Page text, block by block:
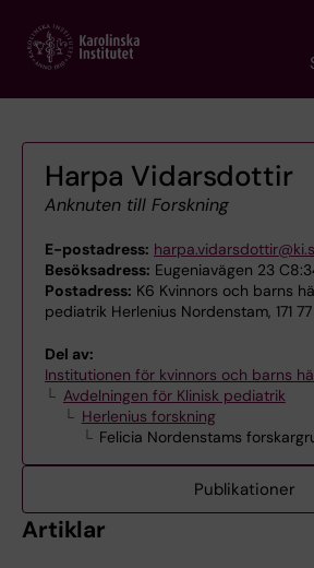
main
Harpa Vidarsdottir
Anknuten till Forskning
E-postadress:
Besöksadress: Eugeniavägen 23
Postadress: K6 Kvinnors och barns
pediatrik Herlenius Nordenstam, 171
Del av:
Institutionen för kvinnors och barns
Avdelningen för Klinisk pediatrik
Herlenius forskning
Felicia Nordenstams
Publikationer
Artiklar